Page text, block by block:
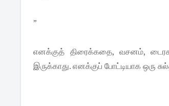
”
எனக்குத் திரைக்கதை, வசனம்,
இருக்காது. எனக்குப் போட்டியாக ஒரு